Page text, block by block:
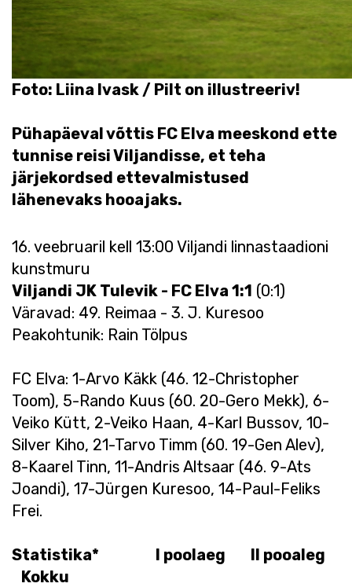
Foto: Liina Ivask / Pilt on illustreeriv!
Pühapäeval võttis FC Elva meeskond ette
tunnise reisi Viljandisse, et teha
järjekordsed ettevalmistused
lähenevaks hooajaks.
16. veebruaril kell 13:00 Viljandi linnastaadioni
kunstmuru
Viljandi JK Tulevik - FC Elva 1:1 (0:1)
Väravad: 49. Reimaa - 3. J. Kuresoo
Peakohtunik: Rain Tölpus
FC Elva: 1-Arvo Käkk (46. 12-Christopher
Toom), 5-Rando Kuus (60. 20-Gero Mekk), 6-
Veiko Kütt, 2-Veiko Haan, 4-Karl Bussov, 10-
Silver Kiho, 21-Tarvo Timm (60. 19-Gen Alev),
8-Kaarel Tinn, 11-Andris Altsaar (46. 9-Ats
Joandi), 17-Jürgen Kuresoo, 14-Paul-Feliks
Frei.
Statistika* I poolaeg II pooaleg
Kokku